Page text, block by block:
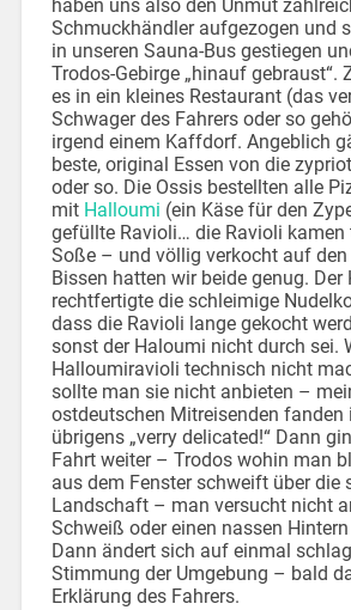
haben uns also den Unmut
Schmuckhändler aufgezogen und
in unseren Sauna-Bus gestiegen
Trodos-Gebirge „hinauf gebraust“.
es in ein kleines Restaurant (das
Schwager des Fahrers oder so
irgend einem Kaffdorf. Angeblich
beste, original Essen von die
oder so. Die Ossis bestellten alle
mit Halloumi (ein Käse für den
gefüllte Ravioli… die Ravioli kamen
Soße – und völlig verkocht auf
Bissen hatten wir beide genug. Der
rechtfertigte die schleimige
dass die Ravioli lange gekocht
sonst der Haloumi nicht durch sei.
Halloumiravioli technisch nicht
sollte man sie nicht anbieten –
ostdeutschen Mitreisenden fanden
übrigens „verry delicated!“ Dann
Fahrt weiter – Trodos wohin man
aus dem Fenster schweift über die
Landschaft – man versucht nicht
Schweiß oder einen nassen
Dann ändert sich auf einmal
Stimmung der Umgebung – bald
Erklärung des Fahrers.